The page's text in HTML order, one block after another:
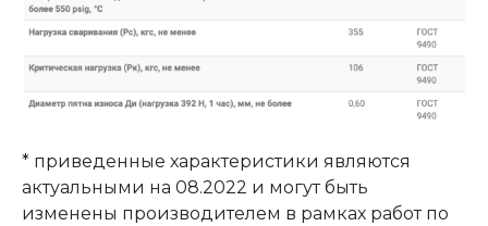
* приведенные характеристики являются
актуальными на 08.2022 и могут быть
изменены производителем в рамках работ по